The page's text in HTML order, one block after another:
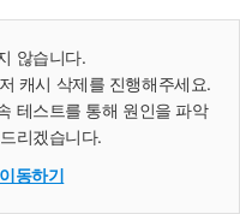
않습니다.
캐시 삭제를 진행해주세요.
테스트를 통해 원인을 파악
리겠습니다.
동하기